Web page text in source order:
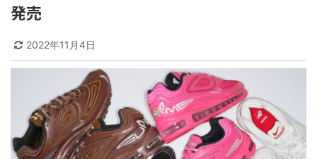
発売
2022年11月4日